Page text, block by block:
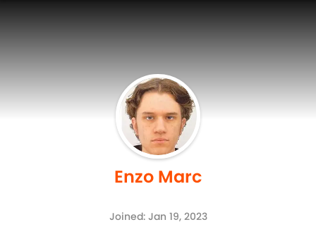
Enzo Marc
Joined: Jan 19, 2023